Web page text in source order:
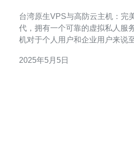
台湾原生VPS与高防云主机：完美的选择 在当
代，拥有一个可靠的虚拟私人服
机对于个人用户和企业用户来说
性能和安全性，满足了用户的各种需求。 台湾
2025年5月5日